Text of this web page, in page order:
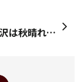
今日の金沢は秋晴れ☀️ それほど寒くもなく 清々しい朝を迎えております♪ 今日もスタート、 いつものエナジードリンク飲んで 頑張りますかぁ👍 みなさんもお仕事頑張りましょう💪 それではお気をつけて 行ってらっしゃい👋